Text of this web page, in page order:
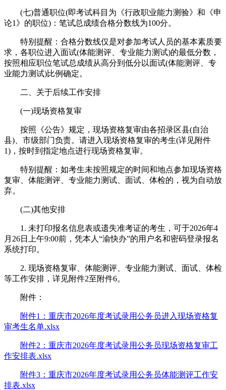
(七)普通职位(即考试科目为《行政职业能力测验》和《申
论1》的职位)：笔试总成绩合格分数线为100分。
特别提醒：合格分数线仅是对参加考试人员的基本素质要
求，各职位进入面试(体能测评、专业能力测试)的最低分数，
按照相应职位笔试总成绩从高分到低分以面试(体能测评、专
业能力测试)比例确定。
二、关于后续工作安排
(一)现场资格复审
按照《公告》规定，现场资格复审由各招录区县(自治
县)、市级部门负责。请进入现场资格复审的考生(详见附件
1)，按时到指定地点进行现场资格复审。
特别提醒：如考生未按照规定的时间和地点参加现场资格
复审、体能测评、专业能力测试、面试、体检的，视为自动放
弃。
(二)其他安排
1. 未打印报名信息表或遗失准考证的考生，可于2026年4
月26日上午9:00前，凭本人“渝快办”的用户名和密码登录报名
系统打印。
2. 现场资格复审、体能测评、专业能力测试、面试、体检
等工作安排，详见附件2至附件6。
附件：
附件1：重庆市2026年度考试录用公务员进入现场资格复
审考生名单.xlsx
附件2：重庆市2026年度考试录用公务员现场资格复审工
作安排表.xlsx
附件3：重庆市2026年度考试录用公务员体能测评工作安
排表.xlsx